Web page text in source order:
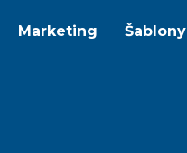
Marketing Šablony